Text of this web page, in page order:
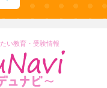
い教育・受験情報